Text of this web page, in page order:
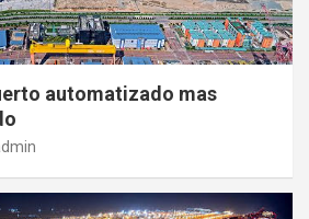
automatizado mas